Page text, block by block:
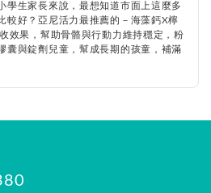
學生家長來說，最想知道市面上這麼多
較好？亞尼活力最推薦的－海藻鈣X檸
效果，幫助骨骼與行動力維持穩定，粉
囊與錠劑兒童，幫成長期的孩童，補滿